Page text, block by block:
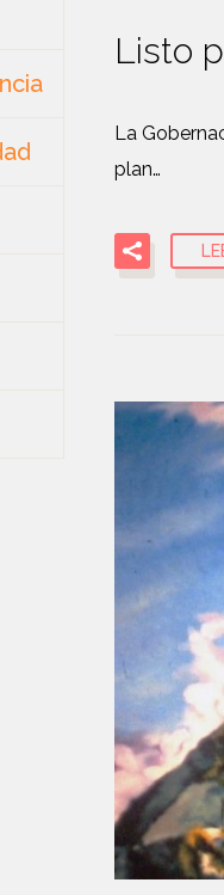
Listo
La
plan…